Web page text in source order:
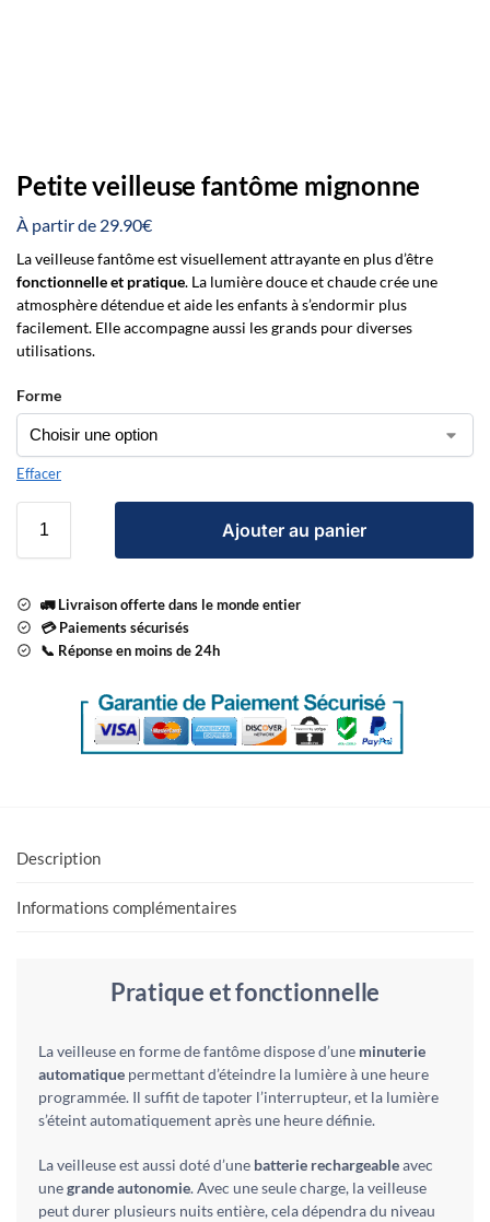
Petite veilleuse fantôme mignonne
À partir de 29.90€
La veilleuse fantôme est visuellement attrayante en plus d’être
fonctionnelle et pratique. La lumière douce et chaude crée une
atmosphère détendue et aide les enfants à s’endormir plus
facilement. Elle accompagne aussi les grands pour diverses
utilisations.
Forme
Effacer
Ajouter au panier
🚛 Livraison offerte dans le monde entier
💳 Paiements sécurisés
📞 Réponse en moins de 24h
Description
Informations complémentaires
Pratique et fonctionnelle
La veilleuse en forme de fantôme dispose d’une minuterie
automatique permettant d’éteindre la lumière à une heure
programmée. Il suffit de tapoter l’interrupteur, et la lumière
s’éteint automatiquement après une heure définie.
La veilleuse est aussi doté d’une batterie rechargeableavec
unegrande autonomie. Avec une seule charge, la veilleuse
peut durer plusieurs nuits entière, cela dépendra du niveau